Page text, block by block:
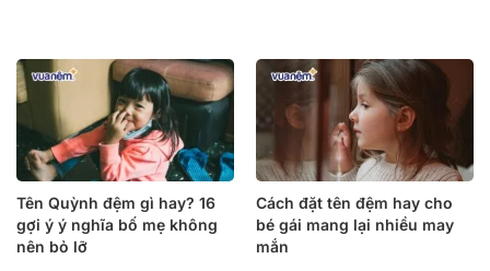
Tên Quỳnh đệm gì hay? 16
gợi ý ý nghĩa bố mẹ không
nên bỏ lỡ
Cách đặt tên đệm hay cho
bé gái mang lại nhiều may
mắn